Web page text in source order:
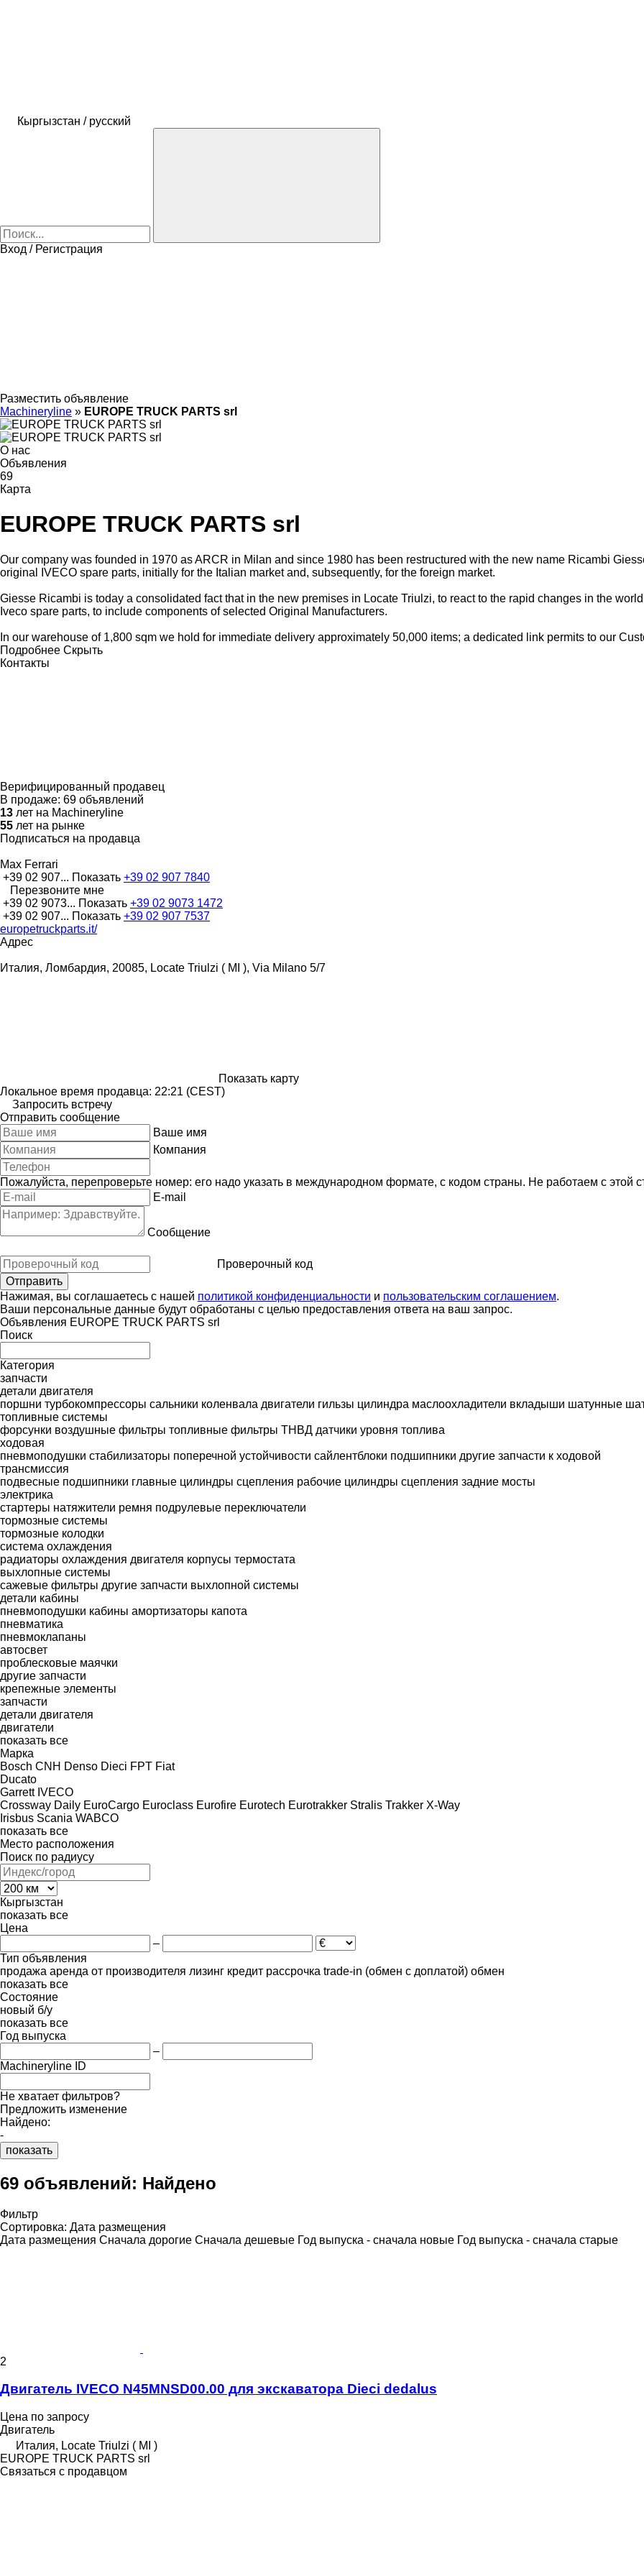
Кыргызстан / русский
Вход / Регистрация
Разместить объявление
Machineryline » EUROPE TRUCK PARTS srl
О нас
Объявления
69
Карта
EUROPE TRUCK PARTS srl
Our company was founded in 1970 as ARCR in Milan and since 1980 has been restructured with the new name Ricambi
original IVECO spare parts, initially for the Italian market and, subsequently, for the foreign market.
Giesse Ricambi is today a consolidated fact that in the new premises in Locate Triulzi, to react to the rapid changes in the
Iveco spare parts, to include components of selected Original Manufacturers.
In our warehouse of 1,800 sqm we hold for immediate delivery approximately 50,000 items; a dedicated link permits to our
Подробнее Скрыть
Контакты
Верифицированный продавец
В продаже: 69 объявлений
13 лет на Machineryline
55 лет на рынке
Подписаться на продавца
Max Ferrari
+39 02 907... Показать +39 02 907 7840
Перезвоните мне
+39 02 9073... Показать +39 02 9073 1472
+39 02 907... Показать +39 02 907 7537
europetruckparts.it/
Адрес
Италия, Ломбардия, 20085, Locate Triulzi ( MI ), Via Milano 5/7
Показать карту
Локальное время продавца: 22:21 (CEST)
Запросить встречу
Отправить сообщение
Ваше имя
Компания
Пожалуйста, перепроверьте номер: его надо указать в международном формате, с кодом страны. Не работаем с этой
E-mail
Сообщение
Проверочный код
Нажимая, вы соглашаетесь с нашей политикой конфиденциальности и пользовательским соглашением.
Ваши персональные данные будут обработаны с целью предоставления ответа на ваш запрос.
Объявления EUROPE TRUCK PARTS srl
Поиск
Категория
запчасти
детали двигателя
поршни турбокомпрессоры сальники коленвала двигатели гильзы цилиндра маслоохладители вкладыши шатунные
топливные системы
форсунки воздушные фильтры топливные фильтры ТНВД датчики уровня топлива
ходовая
пневмоподушки стабилизаторы поперечной устойчивости сайлентблоки подшипники другие запчасти к ходовой
трансмиссия
подвесные подшипники главные цилиндры сцепления рабочие цилиндры сцепления задние мосты
электрика
стартеры натяжители ремня подрулевые переключатели
тормозные системы
тормозные колодки
система охлаждения
радиаторы охлаждения двигателя корпусы термостата
выхлопные системы
сажевые фильтры другие запчасти выхлопной системы
детали кабины
пневмоподушки кабины амортизаторы капота
пневматика
пневмоклапаны
автосвет
проблесковые маячки
другие запчасти
крепежные элементы
запчасти
детали двигателя
двигатели
показать все
Марка
Bosch CNH Denso Dieci FPT Fiat
Ducato
Garrett IVECO
Crossway Daily EuroCargo Euroclass Eurofire Eurotech Eurotrakker Stralis Trakker X-Way
Irisbus Scania WABCO
показать все
Место расположения
Поиск по радиусу
Кыргызстан
показать все
Цена
–
Тип объявления
продажа аренда от производителя лизинг кредит рассрочка trade-in (обмен с доплатой) обмен
показать все
Состояние
новый б/у
показать все
Год выпуска
–
Machineryline ID
Не хватает фильтров?
Предложить изменение
Найдено:
-
показать
69 объявлений: Найдено
Фильтр
Сортировка: Дата размещения
Дата размещения Сначала дорогие Сначала дешевые Год выпуска - сначала новые Год выпуска - сначала старые
2
Двигатель IVECO N45MNSD00.00 для экскаватора Dieci dedalus
Цена по запросу
Двигатель
Италия, Locate Triulzi ( MI )
EUROPE TRUCK PARTS srl
Связаться с продавцом